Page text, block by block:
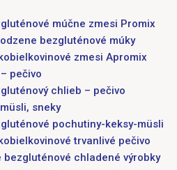
múčne zmesi Promix
bezgluténové múky
zmesi Apromix
pečivo
chlieb – pečivo
sneky
pochutiny-keksy-müsli
trvanlivé pečivo
bezgluténové chladené výrobky